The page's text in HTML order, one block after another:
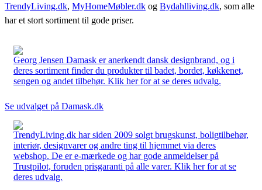
TrendyLiving.dk, MyHomeMøbler.dk og Bydahlliving.dk, som alle
har et stort sortiment til gode priser.
Georg Jensen Damask er anerkendt dansk designbrand, og i
deres sortiment finder du produkter til badet, bordet, køkkenet,
sengen og andet tilbehør. Klik her for at se deres udvalg.
Se udvalget på Damask.dk
TrendyLiving.dk har siden 2009 solgt brugskunst, boligtilbehør,
interiør, designvarer og andre ting til hjemmet via deres
webshop. De er e-mærkede og har gode anmeldelser på
Trustpilot, foruden prisgaranti på alle varer. Klik her for at se
deres udvalg.